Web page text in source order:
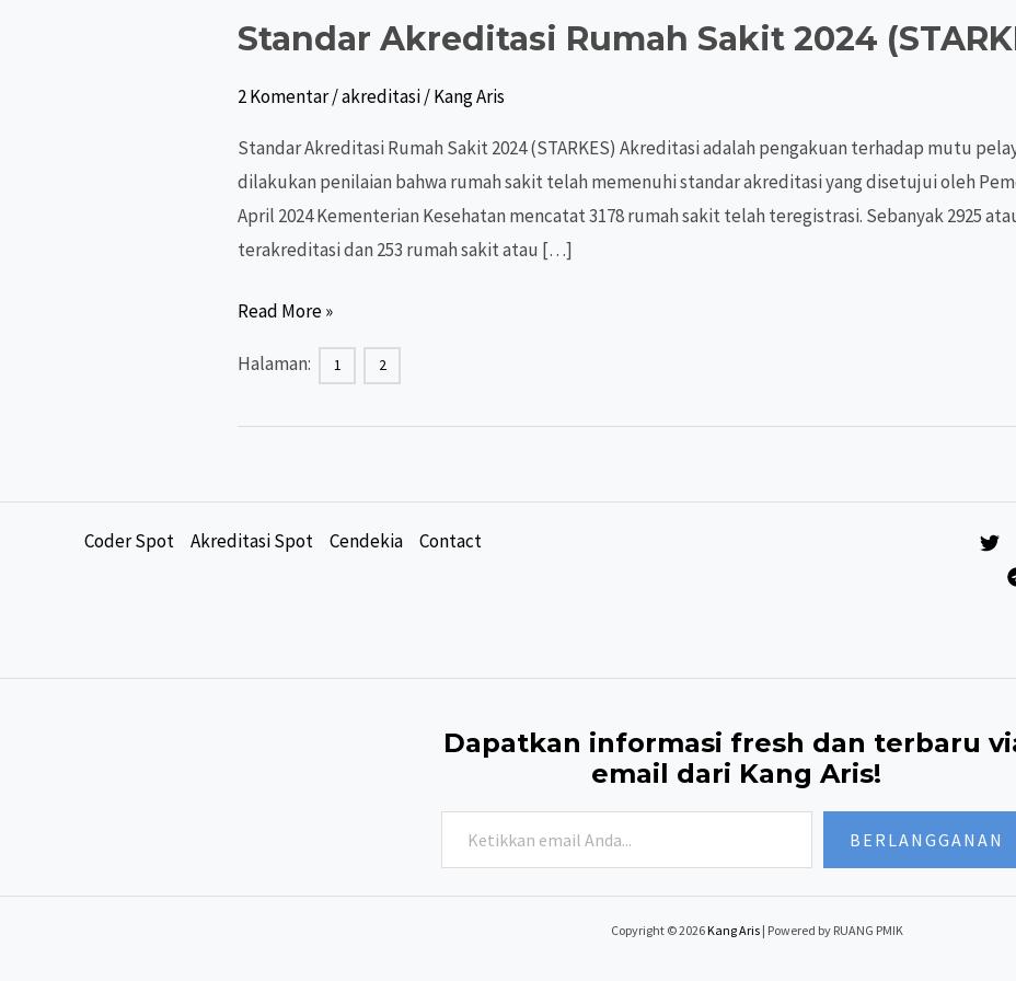
Standar Akreditasi Rumah Sakit 2024
2 Komentar/akreditasi/Kang Aris
Standar Akreditasi Rumah Sakit 2024 (STARKES) Akreditasi adalah pengakuan terhadap mutu
dilakukan penilaian bahwa rumah sakit telah memenuhi standar akreditasi yang disetujui oleh
April 2024 Kementerian Kesehatan mencatat 3178 rumah sakit telah teregistrasi. Sebanyak 2925
terakreditasi dan 253 rumah sakit atau […]
Standar
Rumah
Read More »
Halaman: 1 2
Coder Spot Akreditasi Spot Cendekia Contact
Dapatkan informasi fresh dan terbaru
email dari Kang Aris!
email
Anda...
BERLANGGANAN
Copyright © 2026Kang Aris | Powered by RUANG PMIK